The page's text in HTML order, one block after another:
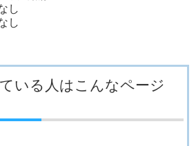
し
いる人はこんなページ